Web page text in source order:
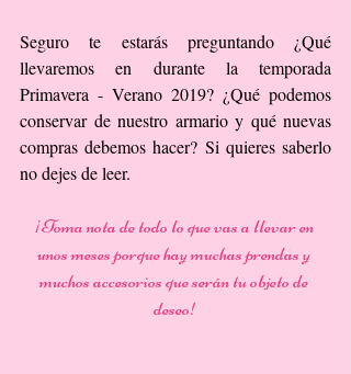
Seguro te estarás preguntando ¿Qué
llevaremos en durante la temporada
Primavera - Verano 2019? ¿Qué podemos
conservar de nuestro armario y qué nuevas
compras debemos hacer? Si quieres saberlo
no dejes de leer.
¡Toma nota de todo lo que vas a llevar en
unos meses porque hay muchas prendas y
muchos accesorios que serán tu objeto de
deseo!